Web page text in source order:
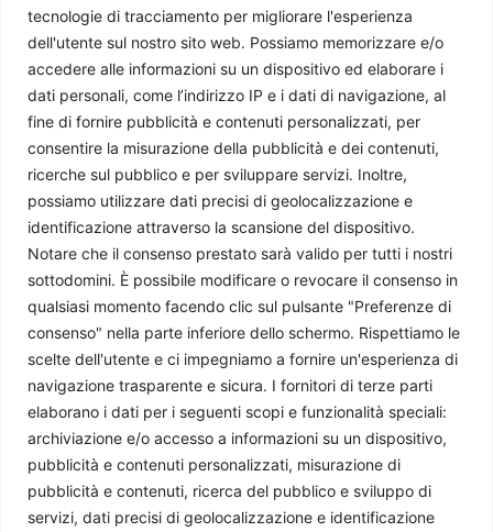
tecnologie di tracciamento per migliorare l'esperienza
dell'utente sul nostro sito web. Possiamo memorizzare e/o
accedere alle informazioni su un dispositivo ed elaborare i
dati personali, come l’indirizzo IP e i dati di navigazione, al
fine di fornire pubblicità e contenuti personalizzati, per
consentire la misurazione della pubblicità e dei contenuti,
ricerche sul pubblico e per sviluppare servizi. Inoltre,
possiamo utilizzare dati precisi di geolocalizzazione e
identificazione attraverso la scansione del dispositivo.
Notare che il consenso prestato sarà valido per tutti i nostri
sottodomini. È possibile modificare o revocare il consenso in
qualsiasi momento facendo clic sul pulsante "Preferenze di
consenso" nella parte inferiore dello schermo. Rispettiamo le
scelte dell'utente e ci impegniamo a fornire un'esperienza di
navigazione trasparente e sicura. I fornitori di terze parti
elaborano i dati per i seguenti scopi e funzionalità speciali:
archiviazione e/o accesso a informazioni su un dispositivo,
pubblicità e contenuti personalizzati, misurazione di
pubblicità e contenuti, ricerca del pubblico e sviluppo di
servizi, dati precisi di geolocalizzazione e identificazione
L’Armenia dopo il voto: la riconferma di Pashinyan e
l’orizzonte europeo
Maria Grazia Saccà 26 Giugno 2026
La Palestina si prepara al ritorno delle elezioni?
Michele Maresca - 22 Giugno 2026